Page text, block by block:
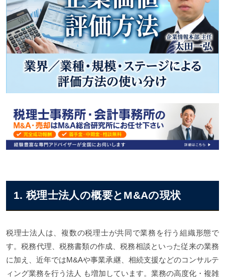
まとめ
税理士事務所・会計事務所業界のM&A案件一覧
1. 税理士法人の概要とM&Aの現状
税理士法人は、複数の税理士が共同で業務を行う組織形態で
す。税務代理、税務書類の作成、税務相談といった従来の業務
に加え、近年ではM&Aや事業承継、相続支援などのコンサルテ
ィング業務を行う法人 も増加しています。業務の高度化・複雑